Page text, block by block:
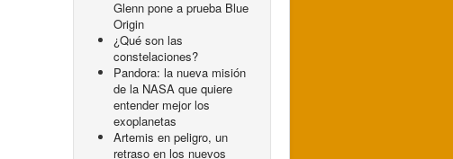
Glenn pone a prueba Blue
Origin
¿Qué son las
constelaciones?
Pandora: la nueva misión
de la NASA que quiere
entender mejor los
exoplanetas
Artemis en peligro, un
retraso en los nuevos